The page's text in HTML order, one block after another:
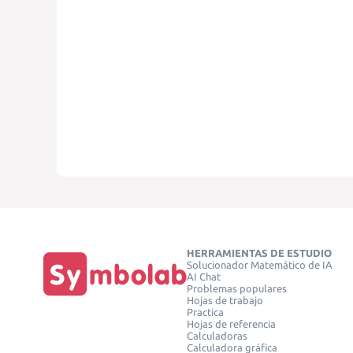
HERRAMIENTAS DE ESTUDIO
Solucionador Matemático de IA
AI Chat
Problemas populares
Hojas de trabajo
Practica
Hojas de referencia
Calculadoras
Calculadora gráfica